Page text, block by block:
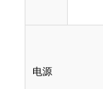
电源